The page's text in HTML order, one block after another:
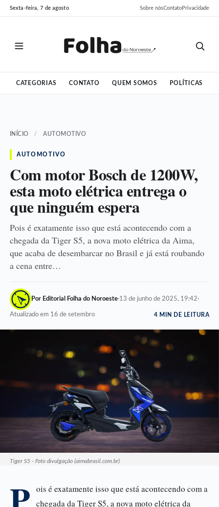
Pular
para
Pular
para
Sexta-feira, 7 de agosto Sobre nósContatoPrivacidade
CATEGORIAS CONTATO QUEM SOMOS POLÍTICAS
INÍCIO / AUTOMOTIVO
AUTOMOTIVO
Com motor Bosch de 1200W,
esta moto elétrica entrega o
que ninguém espera
Pois é exatamente isso que está acontecendo com a
chegada da Tiger S5, a nova moto elétrica da Aima,
que acaba de desembarcar no Brasil e já está roubando
a cena entre…
Por Editorial Folha do Noroeste·13 de junho de 2025, 19:42·
Atualizado em 16 de setembro 4 MIN DE LEITURA
Tiger S5 - Foto divulgação (aimabrasil.com.br)
ois é exatamente isso que está acontecendo com a
chegada da Tiger S5, a nova moto elétrica da